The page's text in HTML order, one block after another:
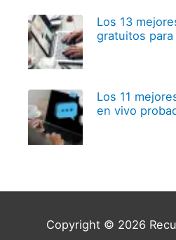
Los 13
gratuitos
Los 11
en vivo
Copyright © 2026